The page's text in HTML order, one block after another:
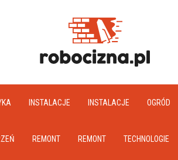
INSTALACJE INSTALACJE OGRÓD
REMONT REMONT TECHNOLOGIE